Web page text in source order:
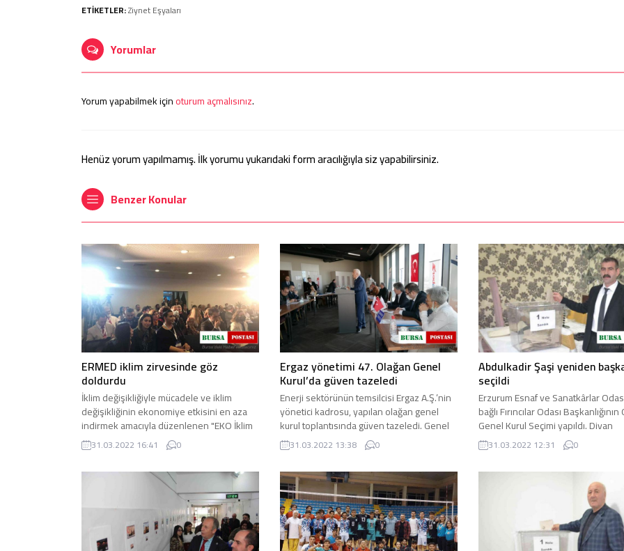
ETİKETLER:Ziynet Eşyaları
Yorumlar
Yorum yapabilmek içinoturum açmalısınız.
Henüz yorum yapılmamış. İlk yorumu yukarıdaki form aracılığıyla siz yapabilirsiniz.
Benzer Konular
ERMED iklim zirvesinde göz
doldurdu
İklim değişikliğiyle mücadele ve iklim
değişikliğinin ekonomiye etkisini en aza
indirmek amacıyla düzenlenen "EKO İklim
Ekonomi ve İklim ...
31.03.2022 16:41 0
Ergaz yönetimi 47. Olağan Genel
Kurul’da güven tazeledi
Enerji sektörünün temsilcisi Ergaz A.Ş.’nin
yönetici kadrosu, yapılan olağan genel
kurul toplantısında güven tazeledi. Genel
Kurul üyeleri ...
31.03.2022 13:38 0
Abdulkadir Şaşi yeniden
seçildi
Erzurum Esnaf ve Sanatkârlar
bağlı Fırıncılar Odası
Genel Kurul Seçimi yapıldı. Divan
Başkanlığını Erzurum Esnaf ve ...
31.03.2022 12:31 0